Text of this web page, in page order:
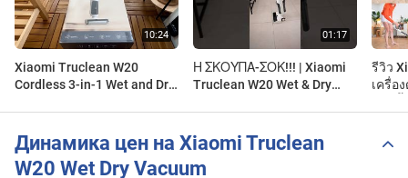
Xiaomi Truclean W20
Cordless 3-in-1 Wet and Dry
Η ΣΚΟΥΠΑ-ΣΟΚ!!! | Xiaomi
Truclean W20 Wet & Dry
รีวิว
เครื่อ
Динамика цен на Xiaomi Truclean
W20 Wet Dry Vacuum